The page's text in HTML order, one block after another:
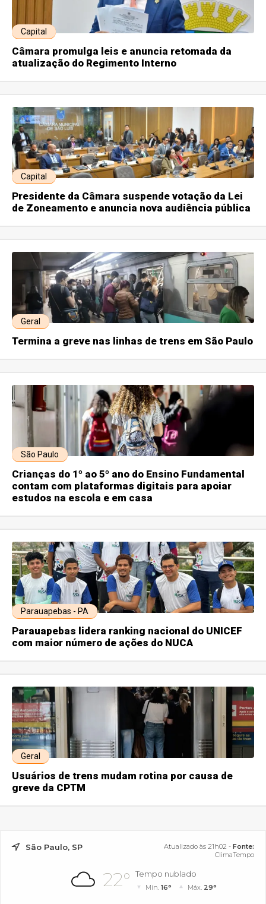
Capital
Câmara promulga leis e anuncia retomada da
atualização do Regimento Interno
Capital
Presidente da Câmara suspende votação da Lei
de Zoneamento e anuncia nova audiência pública
Geral
Termina a greve nas linhas de trens em São Paulo
São Paulo
Crianças do 1º ao 5º ano do Ensino Fundamental
contam com plataformas digitais para apoiar
estudos na escola e em casa
Parauapebas - PA
Parauapebas lidera ranking nacional do UNICEF
com maior número de ações do NUCA
Geral
Usuários de trens mudam rotina por causa de
greve da CPTM
São Paulo, SP Atualizado às 21h02 - Fonte:
ClimaTempo
22° Tempo nublado
Mín.16° Máx. 29°